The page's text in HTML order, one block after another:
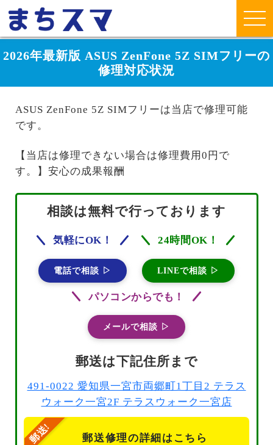
2026年最新版 ASUS ZenFone 5Z SIMフリーの
修理対応状況
ASUS ZenFone 5Z SIMフリーは当店で修理可能
です。
【当店は修理できない場合は修理費用0円で
す。】安心の成果報酬
相談は無料で行っております
気軽にOK！
電話で相談 ▷
24時間OK！
LINEで相談 ▷
パソコンからでも！
メールで相談 ▷
郵送は下記住所まで
491-0022 愛知県一宮市両郷町1丁目2 テラス
ウォーク一宮2F テラスウォーク一宮店
郵送修理の詳細はこちら